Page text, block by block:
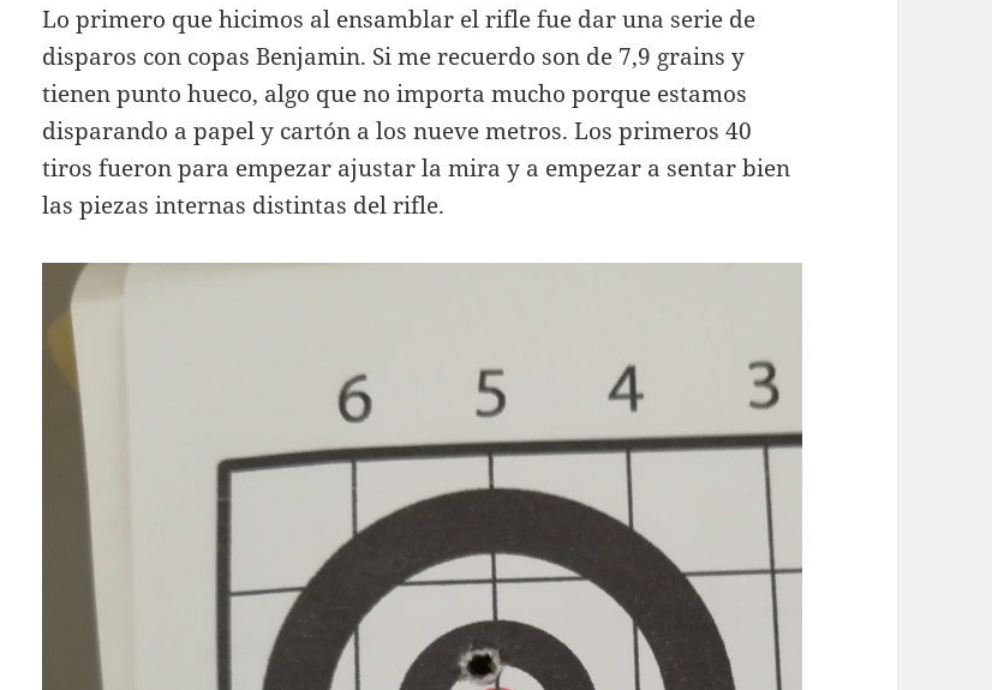
Lo primero que hicimos al ensamblar el rifle fue dar una serie de
disparos con copas Benjamin. Si me recuerdo son de 7,9 grains y
tienen punto hueco, algo que no importa mucho porque estamos
disparando a papel y cartón a los nueve metros. Los primeros 40
tiros fueron para empezar ajustar la mira y a empezar a sentar bien
las piezas internas distintas del rifle.